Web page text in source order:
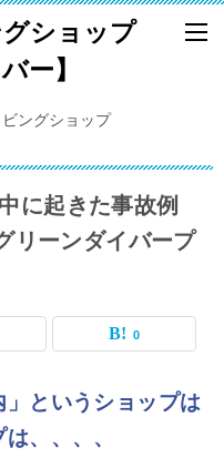
ショップ
ー】
ングショップ
に起きた事故例
リーンダイバープ
0
」というショップは
、、、、